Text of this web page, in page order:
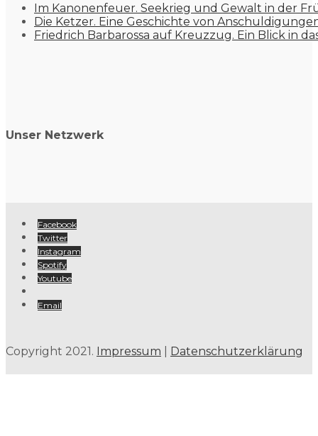
Im Kanonenfeuer. Seekrieg und Gewalt in der
Die Ketzer. Eine Geschichte von
Friedrich Barbarossa auf Kreuzzug. Ein Blick in
Unser Netzwerk
Facebook
Twitter
Instagram
Spotify
Youtube
Email
Copyright 2021. Impressum Datenschutzerklärung